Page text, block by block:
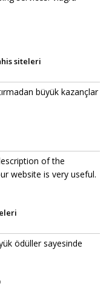
siteleri
büyük kazançlar
of the
website is very useful.
ödüller sayesinde